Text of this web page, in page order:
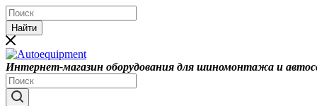
Найти
Интернет-магазин оборудования для шиномонтажа и